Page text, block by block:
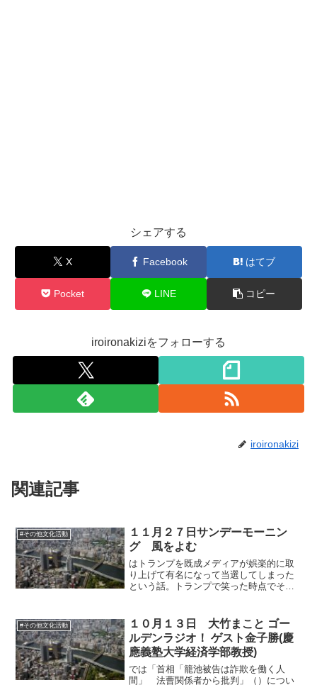
シェアする
X Facebook はてブ
Pocket LINE コピー
iroironakiziをフォローする
iroironakizi
関連記事
#その他文化活動
１１月２７日サンデーモーニン
グ 風をよむ
はトランプを既成メディアが娯楽的に取
り上げて有名になって当選してしまった
という話。トランプで笑った時点でその
に負けている。といえます。質問をして
トランプに追い出されるヒ...
#その他文化活動
１０月１３日 大竹まこと ゴー
ルデンラジオ！ ゲスト金子勝(慶
應義塾大学経済学部教授)
では「首相「籠池被告は詐欺を働く人
間」 法曹関係者から批判」（）につい